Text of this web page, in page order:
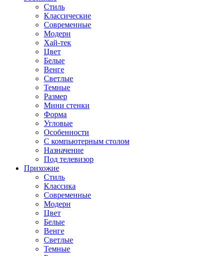
Стиль
Классические
Современные
Модерн
Хай-тек
Цвет
Белые
Венге
Светлые
Темные
Размер
Мини стенки
Форма
Угловые
Особенности
С компьютерным столом
Назначение
Под телевизор
Прихожие
Стиль
Классика
Современные
Модерн
Цвет
Белые
Венге
Светлые
Темные